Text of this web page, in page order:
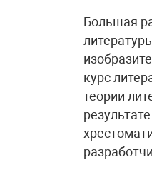
Большая
курс
теории